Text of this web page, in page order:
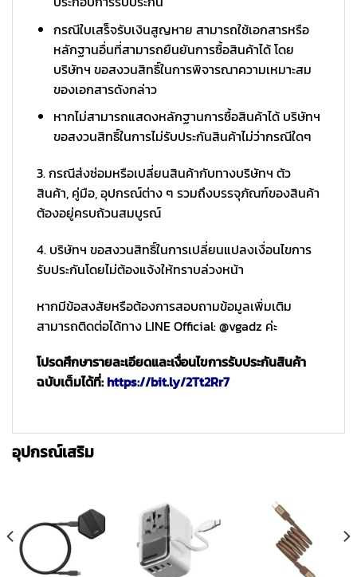
กรณีใบเสร็จรับเงินสูญหาย สามารถใช้เอกสารหรือ
หลักฐานอื่นที่สามารถยืนยันการซื้อสินค้าได้ โดย
บริษัทฯ ขอสงวนสิทธิ์ในการพิจารณาความเหมาะสม
ของเอกสารดังกล่าว
หากไม่สามารถแสดงหลักฐานการซื้อสินค้าได้ บริษัทฯ
ขอสงวนสิทธิ์ในการไม่รับประกันสินค้าไม่ว่ากรณีใดๆ
3. กรณีส่งซ่อมหรือเปลี่ยนสินค้ากับทางบริษัทฯ ตัว
สินค้า, คู่มือ, อุปกรณ์ต่าง ๆ รวมถึงบรรจุภัณฑ์ของสินค้า
ต้องอยู่ครบถ้วนสมบูรณ์
4. บริษัทฯ ขอสงวนสิทธิ์ในการเปลี่ยนแปลงเงื่อนไขการ
รับประกันโดยไม่ต้องแจ้งให้ทราบล่วงหน้า
หากมีข้อสงสัยหรือต้องการสอบถามข้อมูลเพิ่มเติม
สามารถติดต่อได้ทาง LINE Official: @vgadz ค่ะ
โปรดศึกษารายละเอียดและเงื่อนไขการรับประกันสินค้า
ฉบับเต็มได้ที่:https://bit.ly/2Tt2Rr7
อุปกรณ์เสริม